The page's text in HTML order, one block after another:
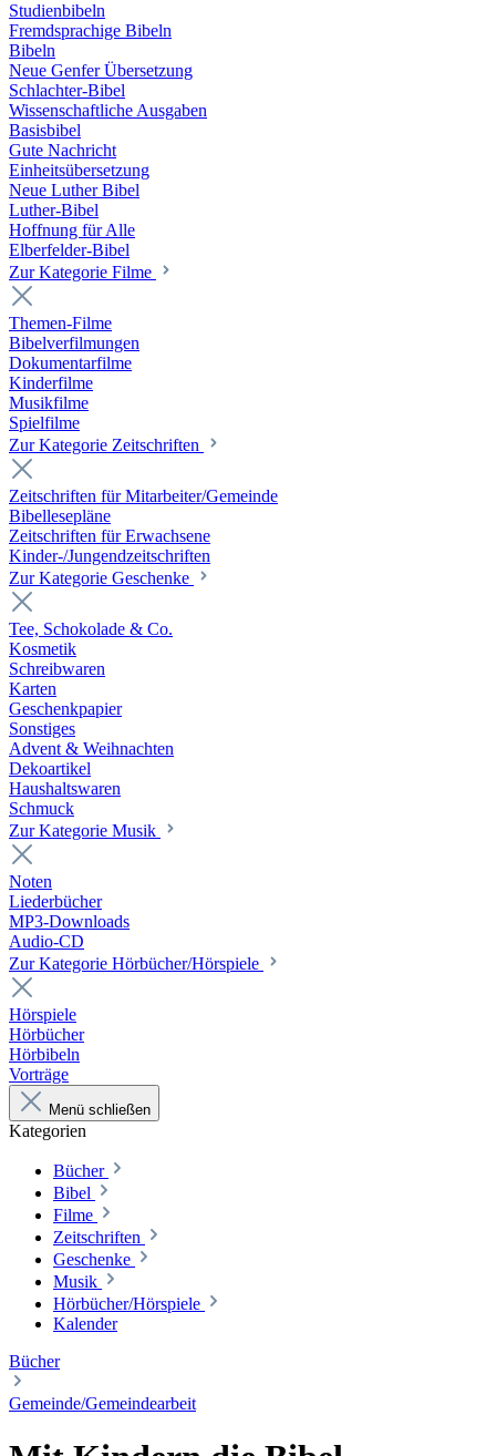
Studienbibeln
Fremdsprachige Bibeln
Bibeln
Neue Genfer Übersetzung
Schlachter-Bibel
Wissenschaftliche Ausgaben
Basisbibel
Gute Nachricht
Einheitsübersetzung
Neue Luther Bibel
Luther-Bibel
Hoffnung für Alle
Elberfelder-Bibel
Zur Kategorie Filme
Themen-Filme
Bibelverfilmungen
Dokumentarfilme
Kinderfilme
Musikfilme
Spielfilme
Zur Kategorie Zeitschriften
Zeitschriften für Mitarbeiter/Gemeinde
Bibellesepläne
Zeitschriften für Erwachsene
Kinder-/Jungendzeitschriften
Zur Kategorie Geschenke
Tee, Schokolade & Co.
Kosmetik
Schreibwaren
Karten
Geschenkpapier
Sonstiges
Advent & Weihnachten
Dekoartikel
Haushaltswaren
Schmuck
Zur Kategorie Musik
Noten
Liederbücher
MP3-Downloads
Audio-CD
Zur Kategorie Hörbücher/Hörspiele
Hörspiele
Hörbücher
Hörbibeln
Vorträge
Menü schließen
Kategorien
Bücher
Bibel
Filme
Zeitschriften
Geschenke
Musik
Hörbücher/Hörspiele
Kalender
Bücher
Gemeinde/Gemeindearbeit